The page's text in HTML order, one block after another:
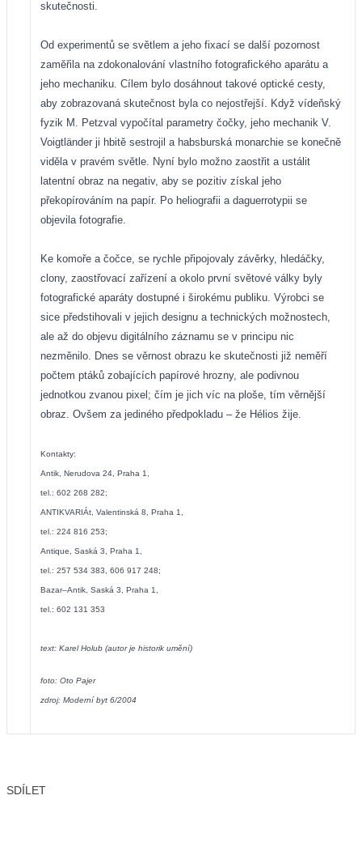
skutečnosti.
Od experimentů se světlem a jeho fixací se další pozornost
zaměřila na zdokonalování vlastního fotografického aparátu a
jeho mechaniku. Cílem bylo dosáhnout takové optické cesty,
aby zobrazovaná skutečnost byla co nejostřejší. Když vídeňský
fyzik M. Petzval vypočítal parametry čočky, jeho mechanik V.
Voigtländer ji hbitě sestrojil a habsburská monarchie se konečně
viděla v pravém světle. Nyní bylo možno zaostřit a ustálit
latentní obraz na negativ, aby se pozitiv získal jeho
překopírováním na papír. Po heliografii a daguerrotypii se
objevila fotografie.
Ke komoře a čočce, se rychle připojovaly závěrky, hledáčky,
clony, zaostřovací zařízení a okolo první světové války byly
fotografické aparáty dostupné i širokému publiku. Výrobci se
sice předstihovali v jejich designu a technických možnostech,
ale až do objevu digitálního záznamu se v principu nic
nezměnilo. Dnes se věrnost obrazu ke skutečnosti již neměří
počtem ptáků zobajících papírové hrozny, ale podivnou
jednotkou zvanou pixel; čím je jich víc na ploše, tím věrnější
obraz. Ovšem za jediného předpokladu – že Hélios žije.
Kontakty:
Antik, Nerudova 24, Praha 1,
tel.: 602 268 282;
ANTIKVARIÁt, Valentinská 8, Praha 1,
tel.: 224 816 253;
Antique, Saská 3, Praha 1,
tel.: 257 534 383, 606 917 248;
Bazar–Antik, Saská 3, Praha 1,
tel.: 602 131 353
text: Karel Holub (autor je historik umění)
foto: Oto Pajer
zdroj: Moderní byt 6/2004
SDÍLET